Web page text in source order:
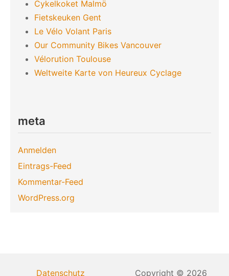
Cykelkoket Malmö
Fietskeuken Gent
Le Vélo Volant Paris
Our Community Bikes Vancouver
Vélorution Toulouse
Weltweite Karte von Heureux Cyclage
meta
Anmelden
Eintrags-Feed
Kommentar-Feed
WordPress.org
Datenschutz Copyright © 2026